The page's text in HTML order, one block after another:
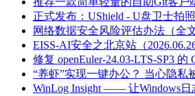
正式发布：UShield - U盘卫士拍
网络数据安全风险评估办法（全文
EISS-AI安全之北京站（
修复 openEuler-24.03-LTS-SP3 的
“养虾”实现一键办公？ 当心隐私
WinLog Insight —— 让Windows日